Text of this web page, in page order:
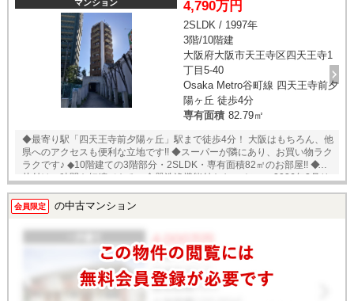
マンション 4,790万円
2SLDK / 1997年
3階/10階建
大阪府大阪市天王寺区四天王寺1
丁目5-40
Osaka Metro谷町線 四天王寺前夕
陽ヶ丘 徒歩4分
専有面積 82.79㎡
◆最寄り駅「四天王寺前夕陽ヶ丘」駅まで徒歩4分！ 大阪はもちろん、他
県へのアクセスも便利な立地です!! ◆スーパーが隣にあり、お買い物ラク
ラクです♪ ◆10階建ての3階部分・2SLDK・専有面積82㎡のお部屋!! ◆後
片付けの時間を短縮できる、食器洗浄機能付きキッチン♪ ◆2026年2月リ
器・トイレ新調 ◎クロス・フローリング張替 ★即日内覧可能物件！お好
きな日時でご内覧可能！★ 当店までお電話いただくか、もしくは24時間
対応可能「内覧予約・お問い合わせ」フォームよりお問い合わせ下さ
可能です。 併せて内覧を希望される際は、物件名を担当者までお申し付
会員限定 の中古マンション